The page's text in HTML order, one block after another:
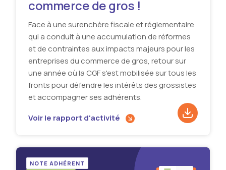
commerce de gros !
Face à une surenchère fiscale et réglementaire
qui a conduit à une accumulation de réformes
et de contraintes aux impacts majeurs pour les
entreprises du commerce de gros, retour sur
une année où la CGF s'est mobilisée sur tous les
fronts pour défendre les intérêts des grossistes
et accompagner ses adhérents.
Voir le rapport d'activité
NOTE ADHÉRENT